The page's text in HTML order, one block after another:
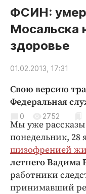
Обнинск
Новости
Статьи
Народные
Авто и
Криминал
Культура
Общество
Погода
Праздники
ФСИН:
Мосальска
здоровье
01.02.2013, 17:31
Свою версию
Федеральная
0 2752
Мы уже
понедельник, 28
шизофренией
летнего
работники
принимавший